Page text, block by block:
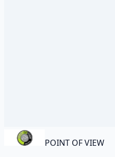
POINT OF VIEW